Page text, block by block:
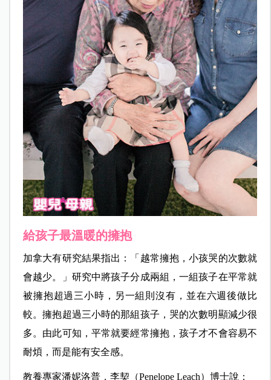
給孩子最溫暖的擁抱
加拿大有研究結果指出：「越常擁抱，小孩哭的次數就
會越少。」研究中將孩子分成兩組，一組孩子在平常就
被擁抱超過三小時，另一組則沒有，並在六週後做比
較。擁抱超過三小時的那組孩子，哭的次數明顯減少很
多。由此可知，平常就要經常擁抱，孩子才不會容易不
耐煩，而是能有安全感。
教養專家潘妮洛普．李契（Penelope Leach）博士說：